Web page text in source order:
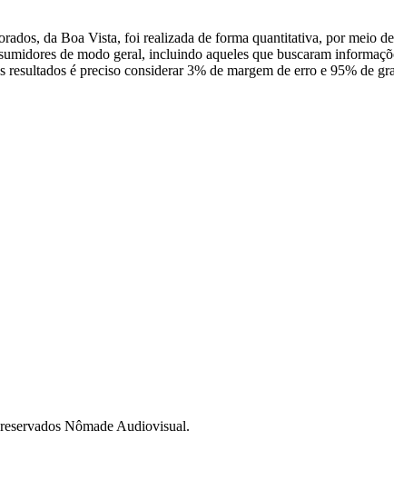
da Boa Vista, foi realizada de forma quantitativa, por meio
de modo geral, incluindo aqueles que buscaram
é preciso considerar 3% de margem de erro e 95% de
Nômade Audiovisual.